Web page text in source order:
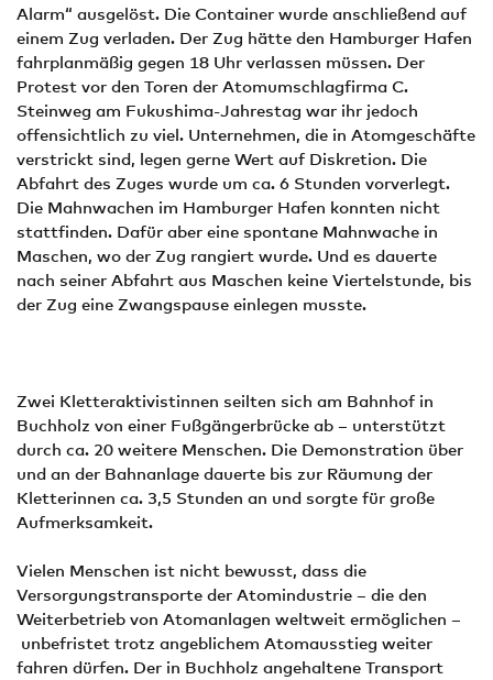
Alarm“ ausgelöst. Die Container wurde anschließend auf
einem Zug verladen. Der Zug hätte den Hamburger Hafen
fahrplanmäßig gegen 18 Uhr verlassen müssen. Der
Protest vor den Toren der Atomumschlagfirma C.
Steinweg am Fukushima-Jahrestag war ihr jedoch
offensichtlich zu viel. Unternehmen, die in Atomgeschäfte
verstrickt sind, legen gerne Wert auf Diskretion. Die
Abfahrt des Zuges wurde um ca. 6 Stunden vorverlegt.
Die Mahnwachen im Hamburger Hafen konnten nicht
stattfinden. Dafür aber eine spontane Mahnwache in
Maschen, wo der Zug rangiert wurde. Und es dauerte
nach seiner Abfahrt aus Maschen keine Viertelstunde, bis
der Zug eine Zwangspause einlegen musste.
Zwei Kletteraktivistinnen seilten sich am Bahnhof in
Buchholz von einer Fußgängerbrücke ab – unterstützt
durch ca. 20 weitere Menschen. Die Demonstration über
und an der Bahnanlage dauerte bis zur Räumung der
Kletterinnen ca. 3,5 Stunden an und sorgte für große
Aufmerksamkeit.
Vielen Menschen ist nicht bewusst, dass die
Versorgungstransporte der Atomindustrie – die den
Weiterbetrieb von Atomanlagen weltweit ermöglichen –
unbefristet trotz angeblichem Atomausstieg weiter
fahren dürfen. Der in Buchholz angehaltene Transport